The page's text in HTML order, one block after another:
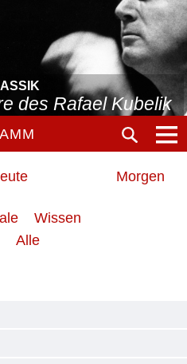
des Rafael Kubelik
Morgen
Wissen
Alle